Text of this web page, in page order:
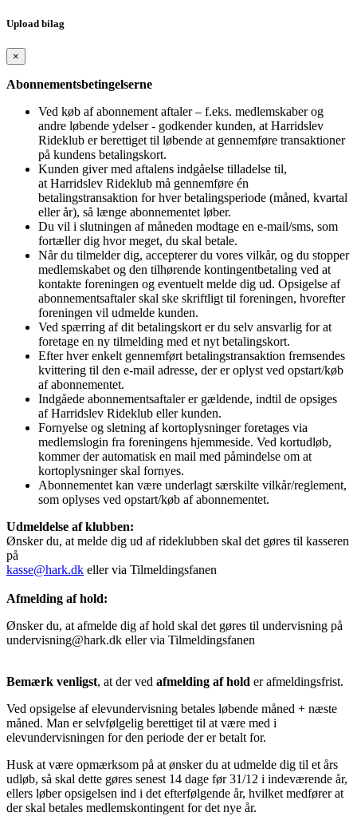
Upload bilag
×
Abonnementsbetingelserne
Ved køb af abonnement aftaler – f.eks. medlemskaber og
andre løbende ydelser - godkender kunden, at Harridslev
Rideklub er berettiget til løbende at gennemføre transaktioner
på kundens betalingskort.
Kunden giver med aftalens indgåelse tilladelse til,
at Harridslev Rideklub må gennemføre én
betalingstransaktion for hver betalingsperiode (måned, kvartal
eller år), så længe abonnementet løber.
Du vil i slutningen af måneden modtage en e-mail/sms, som
fortæller dig hvor meget, du skal betale.
Når du tilmelder dig, accepterer du vores vilkår, og du stopper
medlemskabet og den tilhørende kontingentbetaling ved at
kontakte foreningen og eventuelt melde dig ud. Opsigelse af
abonnementsaftaler skal ske skriftligt til foreningen, hvorefter
foreningen vil udmelde kunden.
Ved spærring af dit betalingskort er du selv ansvarlig for at
foretage en ny tilmelding med et nyt betalingskort.
Efter hver enkelt gennemført betalingstransaktion fremsendes
kvittering til den e-mail adresse, der er oplyst ved opstart/køb
af abonnementet.
Indgåede abonnementsaftaler er gældende, indtil de opsiges
af Harridslev Rideklub eller kunden.
Fornyelse og sletning af kortoplysninger foretages via
medlemslogin fra foreningens hjemmeside. Ved kortudløb,
kommer der automatisk en mail med påmindelse om at
kortoplysninger skal fornyes.
Abonnementet kan være underlagt særskilte vilkår/reglement,
som oplyses ved opstart/køb af abonnementet.
Udmeldelse af klubben:
Ønsker du, at melde dig ud af rideklubben skal det gøres til kasseren
på
kasse@hark.dk eller via Tilmeldingsfanen
Afmelding af hold:
Ønsker du, at afmelde dig af hold skal det gøres til undervisning på
undervisning@hark.dk eller via Tilmeldingsfanen
Bemærk venligst, at der ved afmelding af hold er afmeldingsfrist.
Ved opsigelse af elevundervisning betales løbende måned + næste
måned. Man er selvfølgelig berettiget til at være med i
elevundervisningen for den periode der er betalt for.
Husk at være opmærksom på at ønsker du at udmelde dig til et års
udløb, så skal dette gøres senest 14 dage før 31/12 i indeværende år,
ellers løber opsigelsen ind i det efterfølgende år, hvilket medfører at
der skal betales medlemskontingent for det nye år.